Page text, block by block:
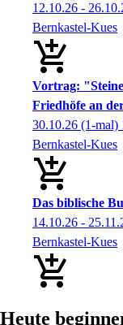
12.10.26 -
Bernkastel-Kues
Vortrag:
Friedhöfe an
30.10.26 (1-mal)
Bernkastel-Kues
Das biblische
14.10.26 -
Bernkastel-Kues
Heute